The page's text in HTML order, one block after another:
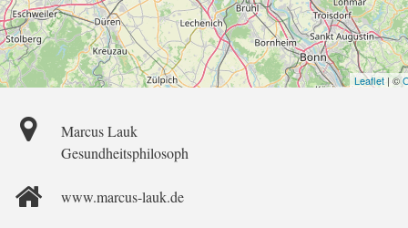
Leaflet | ©
Marcus Lauk
Gesundheitsphilosoph
www.marcus-lauk.de